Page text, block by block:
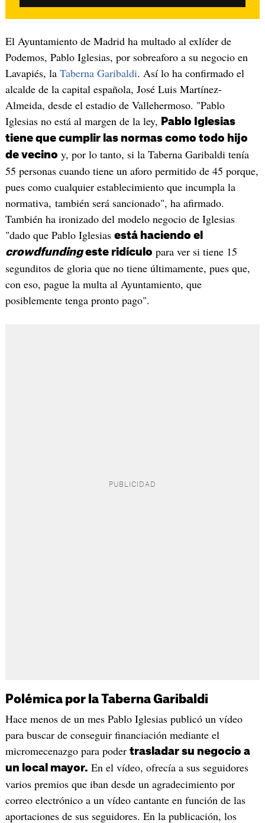
El Ayuntamiento de Madrid ha multado al exlíder de
Podemos, Pablo Iglesias, por sobreaforo a su negocio en
Lavapiés, la Taberna Garibaldi. Así lo ha confirmado el
alcalde de la capital española, José Luis Martínez-
Almeida, desde el estadio de Vallehermoso. "Pablo
Iglesias no está al margen de la ley, Pablo Iglesias
tiene que cumplir las normas como todo hijo
de vecino y, por lo tanto, si la Taberna Garibaldi tenía
55 personas cuando tiene un aforo permitido de 45 porque,
pues como cualquier establecimiento que incumpla la
normativa, también será sancionado", ha afirmado.
También ha ironizado del modelo negocio de Iglesias
"dado que Pablo Iglesias está haciendo el
crowdfundingeste ridículo para ver si tiene 15
segunditos de gloria que no tiene últimamente, pues que,
con eso, pague la multa al Ayuntamiento, que
posiblemente tenga pronto pago".
Polémica por la Taberna Garibaldi
Hace menos de un mes Pablo Iglesias publicó un vídeo
para buscar de conseguir financiación mediante el
micromecenazgo para poder trasladar su negocio a
un local mayor. En el vídeo, ofrecía a sus seguidores
varios premios que iban desde un agradecimiento por
correo electrónico a un vídeo cantante en función de las
aportaciones de sus seguidores. En la publicación, los